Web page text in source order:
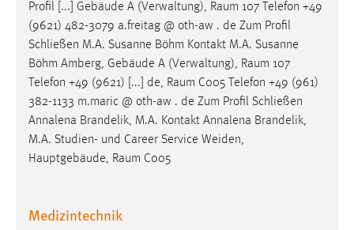
Profil [...] Gebäude A (Verwaltung), Raum 107 Telefon +49
(9621) 482-3079 a.freitag @ oth-aw . de Zum Profil
Schließen M.A. Susanne Böhm Kontakt M.A. Susanne
Böhm Amberg, Gebäude A (Verwaltung), Raum 107
Telefon +49 (9621) [...] de, Raum C005 Telefon +49 (961)
382-1133 m.maric @ oth-aw . de Zum Profil Schließen
Annalena Brandelik, M.A. Kontakt Annalena Brandelik,
M.A. Studien- und Career Service Weiden,
Hauptgebäude, Raum C005
Medizintechnik
Name:
MibewSessionID, MIBEW_UserID, mibew_locale, mibew-
chat-frame-style-5e9dbeb1811c0446
Zweck:
Wird benötigt um die Chatfunktion nutzen zu können.
Cookie Laufzeit:
MibewSessionID, mibew-chat-frame-style-